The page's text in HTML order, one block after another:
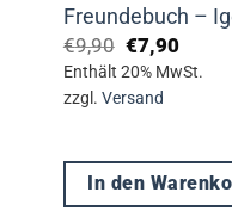
Freundebuch –
€9,90
Preis
war:
€9,90
€7,90
Preis
ist:
Enthält 20% MwSt.
zzgl. Versand
In den